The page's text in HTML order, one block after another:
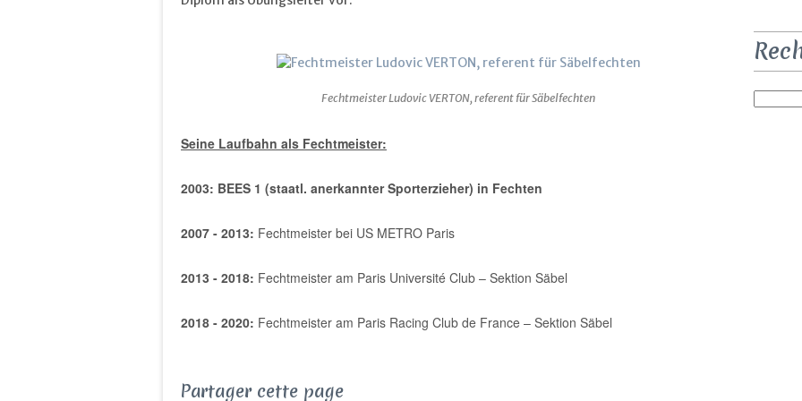
Fechtmeister Ludovic VERTON, referent für Säbelfechten
Seine Laufbahn als Fechtmeister:
2003: BEES 1 (staatl. anerkannter Sporterzieher) in Fechten
2007 - 2013: Fechtmeister bei US METRO Paris
2013 - 2018: Fechtmeister am Paris Université Club – Sektion Säbel
2018 - 2020: Fechtmeister am Paris Racing Club de France – Sektion Säbel
Partager cette page